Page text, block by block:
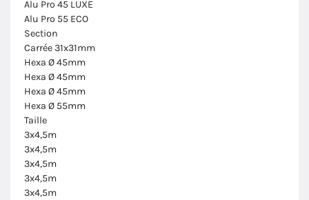
Alu Pro 45 LUXE
Alu Pro 55 ECO
Section
Carrée 31x31mm
Hexa Ø 45mm
Hexa Ø 45mm
Hexa Ø 45mm
Hexa Ø 55mm
Taille
3x4,5m
3x4,5m
3x4,5m
3x4,5m
3x4,5m